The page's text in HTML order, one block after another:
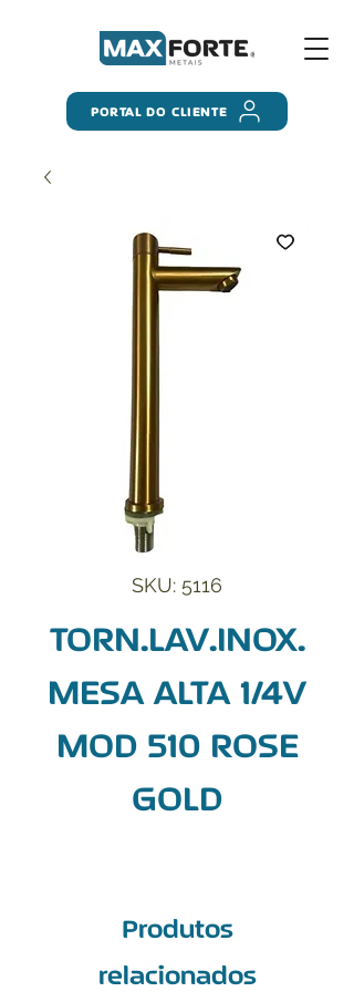
PORTAL DO CLIENTE
SKU: 5116
TORN.LAV.INOX.
MESA ALTA 1/4V
MOD 510 ROSE
GOLD
Produtos
relacionados